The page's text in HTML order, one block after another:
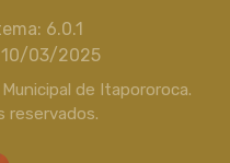
6.0.1
10/03/2025
de Itapororoca.
reservados.